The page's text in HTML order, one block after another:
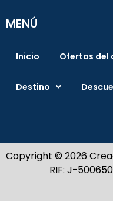
MENÚ
Inicio Ofertas del
Destino
Copyright © 2026
RIF: J-